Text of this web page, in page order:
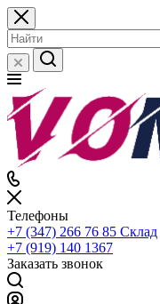
Телефоны
+7 (347) 266 76 85 Склад
+7 (919) 140 1367
Заказать звонок